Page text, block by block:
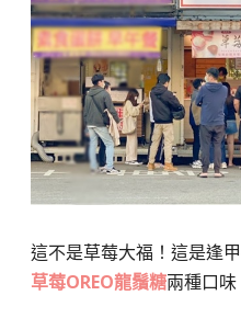
這不是草莓大福！這是逢
草莓OREO龍鬚糖兩種口味